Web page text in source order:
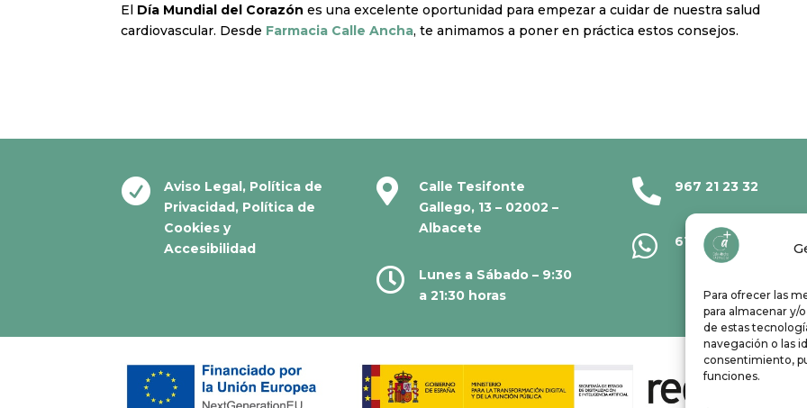
Para ofrecer las
para almacenar y/
de estas
navegación o las
consentimiento,
funciones.
El Día Mundial del Corazón es una excelente oportunidad para empezar a cuidar de nuestra salud
cardiovascular. Desde Farmacia Calle Ancha, te animamos a poner en práctica estos consejos.
 Aviso Legal, Política de
Privacidad, Política de
Cookies y
Accesibilidad

Calle Tesifonte
Gallego, 13 – 02002 –
Albacete

Lunes a Sábado – 9:30
a 21:30 horas
 967 21 23 32
 610 67 38 33